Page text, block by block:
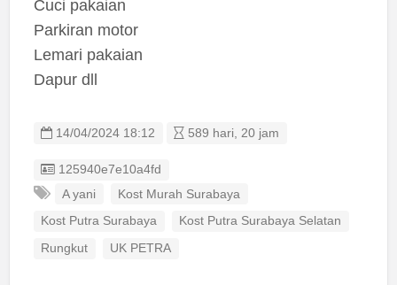
Cuci pakaian
Parkiran motor
Lemari pakaian
Dapur dll
14/04/2024 18:12 589 hari, 20 jam
Listing ID
125940e7e10a4fd
A yani
Kost Murah Surabaya
Kost Putra Surabaya Kost Putra Surabaya Selatan
Rungkut UK PETRA